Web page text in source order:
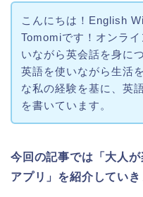
こんにちは！English
Tomomiです！オンラ
いながら英会話を身に
英語を使いながら生活
な私の経験を基に、英
を書いています。
今回の記事では「大人
アプリ」を紹介していき